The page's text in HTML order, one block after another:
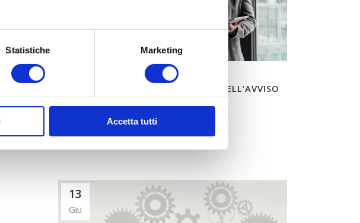
Statistiche Marketing
Accetta tutti
PUBBLICATO TESTO INTEGRALE DELL’AVVISO
leggi tutto
13
Giu